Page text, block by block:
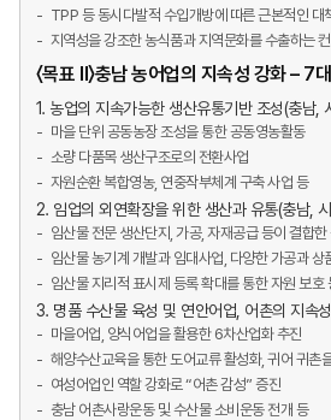
TPP 등 동시다발적 수입개방에 따른 근본적인 대
지역성을 강조한 농식품과 지역문화를 수출하는
〈목표 Ⅱ〉충남 농어업의 지속성 강화 – 7
1. 농업의 지속가능한 생산유통기반 조성(충남,
마을 단위 공동농장 조성을 통한 공동영농활동
소량 다품목 생산구조로의 전환사업
자원순환 복합영농, 연중작부체계 구축 사업 등
2. 임업의 외연확장을 위한 생산과 유통(충남,
임산물 전문 생산단지, 가공, 자재공급 등이 결합
임산물 농기계 개발과 임대사업, 다양한 가공과 상
임산물 지리적 표시제 등록 확대를 통한 자원 보호
3. 명품 수산물 육성 및 연안어업, 어촌의 지속
마을어업, 양식어업을 활용한 6차산업화 추진
해양수산교육을 통한 도어교류 활성화, 귀어 귀촌
여성어업인 역할 강화로 “어촌 감성” 증진
충남 어촌사랑운동 및 수산물 소비운동 전개 등